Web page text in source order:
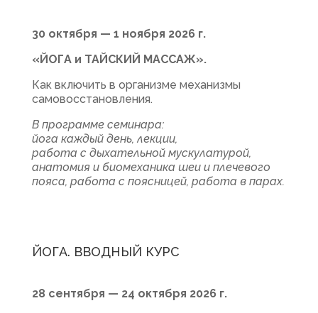
30 октября — 1 ноября 2026 г.
«ЙОГА и ТАЙСКИЙ МАССАЖ».
Как включить в организме механизмы
самовосстановления.
В программе семинара:
йога каждый день, лекции,
работа с дыхательной мускулатурой,
анатомия и биомеханика шеи и плечевого
пояса, работа с поясницей, работа в парах.
ЙОГА. ВВОДНЫЙ КУРС
28 сентября — 24 октября 2026 г.